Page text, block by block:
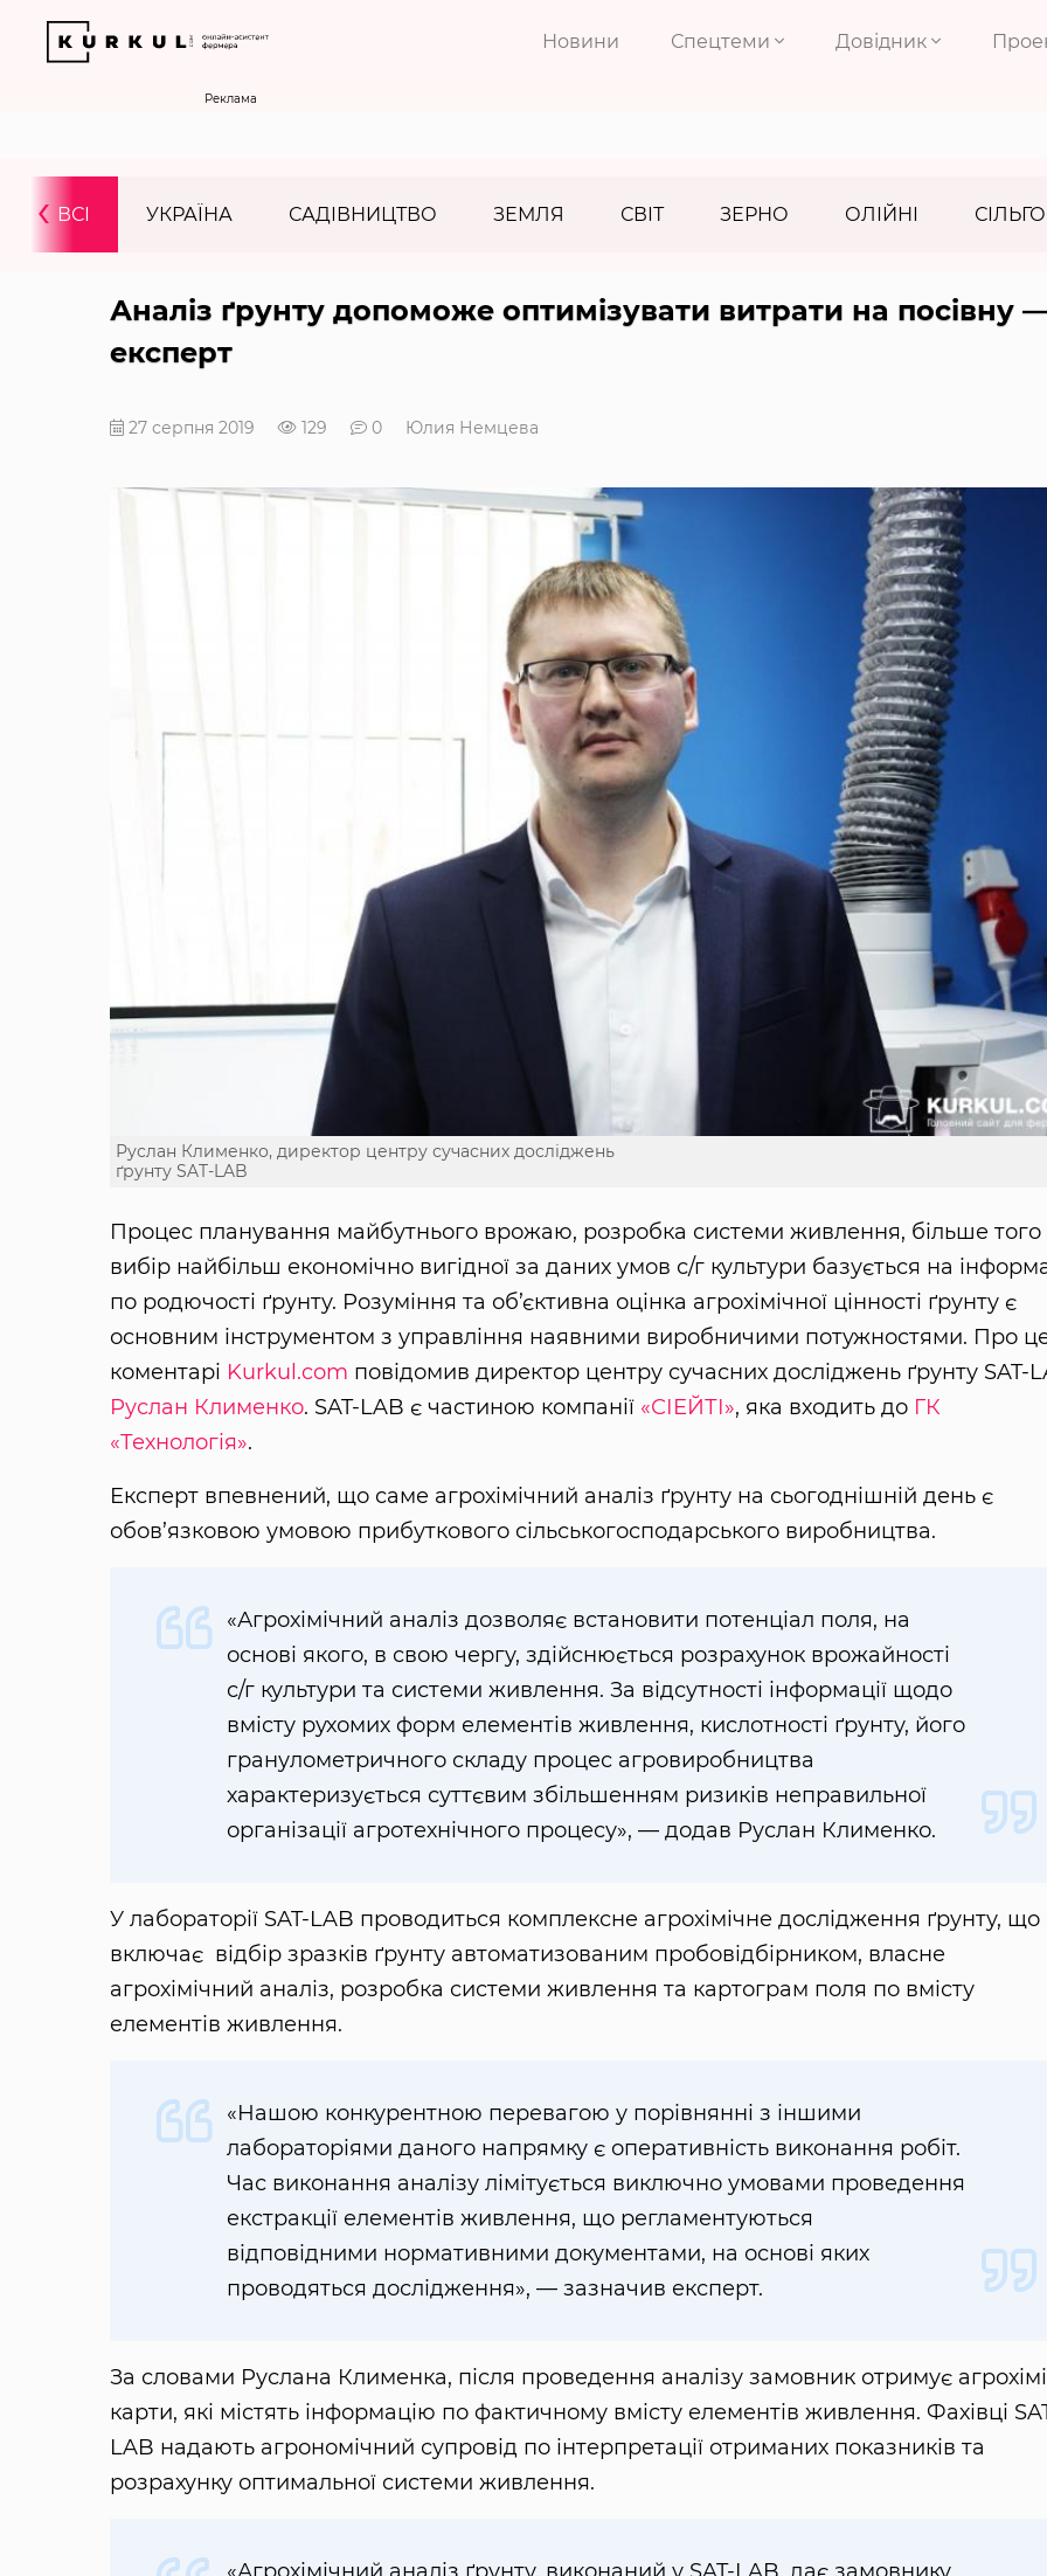
Новини Спецтеми Довідник
Реклама
ВСІ УКРАЇНА САДІВНИЦТВО ЗЕМЛЯ СВІТ ЗЕРНО ОЛІЙНІ
‹
Аналіз ґрунту допоможе оптимізувати витрати на посівну
експерт
27 серпня 2019 129 0 Юлия Немцева
Руслан Клименко, директор центру сучасних досліджень
ґрунту SAT-LAB
Процес планування майбутнього врожаю, розробка системи живлення, більше
вибір найбільш економічно вигідної за даних умов с/г культури базується на
по родючості ґрунту. Розуміння та об’єктивна оцінка агрохімічної цінності ґрунту є
основним інструментом з управління наявними виробничими потужностями. Про
коментарі Kurkul.com повідомив директор центру сучасних досліджень ґрунту SAT-
Руслан Клименко. SAT-LAB є частиною компанії «СІЕЙТІ», яка входить до ГК
«Технологія».
Експерт впевнений, що саме агрохімічний аналіз ґрунту на сьогоднішній день є
обов’язковою умовою прибуткового сільськогосподарського виробництва.
«Агрохімічний аналіз дозволяє встановити потенціал поля, на
основі якого, в свою чергу, здійснюється розрахунок врожайності
с/г культури та системи живлення. За відсутності інформації щодо
вмісту рухомих форм елементів живлення, кислотності ґрунту, його
гранулометричного складу процес агровиробництва
характеризується суттєвим збільшенням ризиків неправильної
організації агротехнічного процесу», — додав Руслан Клименко.
У лабораторії SAT-LAB проводиться комплексне агрохімічне дослідження ґрунту, що
включає відбір зразків ґрунту автоматизованим пробовідбірником, власне
агрохімічний аналіз, розробка системи живлення та картограм поля по вмісту
елементів живлення.
«Нашою конкурентною перевагою у порівнянні з іншими
лабораторіями даного напрямку є оперативність виконання робіт.
Час виконання аналізу лімітується виключно умовами проведення
екстракції елементів живлення, що регламентуються
відповідними нормативними документами, на основі яких
проводяться дослідження», — зазначив експерт.
За словами Руслана Клименка, після проведення аналізу замовник отримує
карти, які містять інформацію по фактичному вмісту елементів живлення. Фахівці
LAB надають агрономічний супровід по інтерпретації отриманих показників та
розрахунку оптимальної системи живлення.